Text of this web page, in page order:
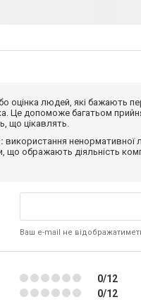
оцінка людей, які бажають
Це допоможе багатьом
що цікавлять.
використання ненормативної
що ображають діяльність
Ваш e-mail не
0/12
0/12